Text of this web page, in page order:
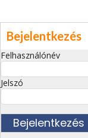
Bejelentkezés
Felhasználónév
Jelszó